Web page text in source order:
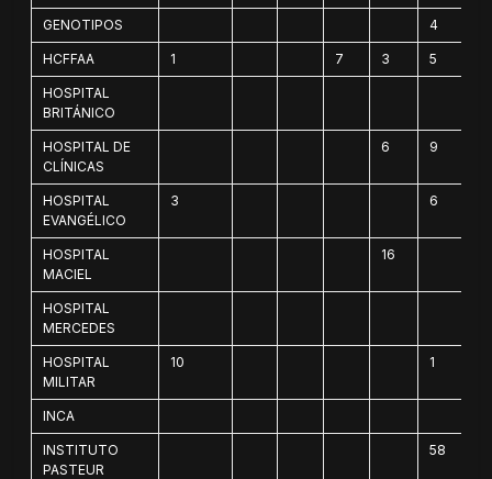
GENOTIPOS 4
HCFFAA 1 7 3 5
HOSPITAL
BRITÁNICO
HOSPITAL DE
CLÍNICAS
6 9
HOSPITAL
EVANGÉLICO
3 6
HOSPITAL
MACIEL
16
HOSPITAL
MERCEDES
HOSPITAL
MILITAR
10 1
INCA
INSTITUTO
PASTEUR
58